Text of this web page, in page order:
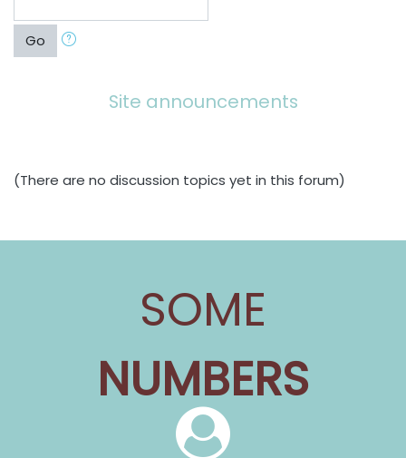
Go
Site announcements
(There are no discussion topics yet in this forum)
SOME
NUMBERS